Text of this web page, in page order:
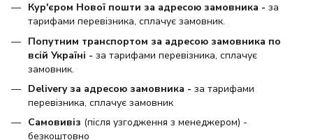
Кур'єром Нової пошти за адресою замовника - за
тарифами перевізника, сплачує замовник.
Попутним транспортом за адресою замовника по
всій Україні - за тарифами перевізника, сплачує
замовник.
Delivery за адресою замовника - за тарифами
перевізника, сплачує замовник
Самовивіз (після узгодження з менеджером) -
безкоштовно